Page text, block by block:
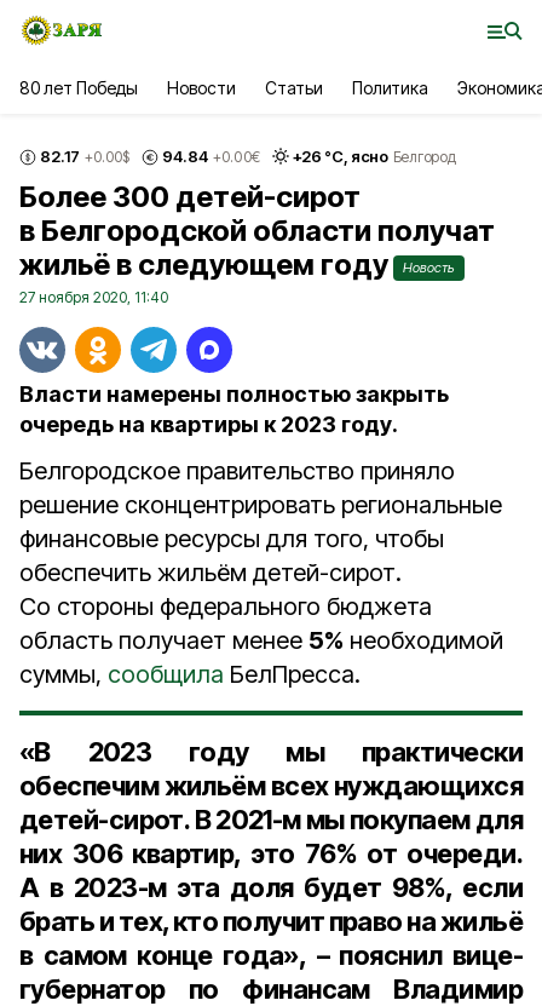
80 лет Победы Новости Статьи Политика
82.17 +0.00$ 94.84 +0.00€ +26 °С, ясно Белгород
Более 300 детей-сирот
в Белгородской области получат
жильё в следующем году
Новость
27 ноября 2020, 11:40
Власти намерены полностью закрыть
очередь на квартиры к 2023 году.
Белгородское правительство приняло
решение сконцентрировать региональные
финансовые ресурсы для того, чтобы
обеспечить жильём детей-сирот.
Со стороны федерального бюджета
область получает менее 5% необходимой
суммы, сообщила БелПресса.
«В 2023 годумы практически
обеспечим жильём всех нуждающихся
детей-сирот. В 2021-м мы покупаем для
них306 квартир, это 76% от очереди.
А в 2023-м эта доля будет 98%, если
брать и тех, кто получит право на жильё
в самом конце года», – пояснилвице-
губернатор по финансам Владимир